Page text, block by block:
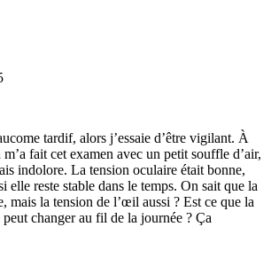
tardif, alors j’essaie d’être vigilant. À
fait cet examen avec un petit souffle d’air,
indolore. La tension oculaire était bonne,
elle reste stable dans le temps. On sait que la
mais la tension de l’œil aussi ? Est ce que la
changer au fil de la journée ? Ça